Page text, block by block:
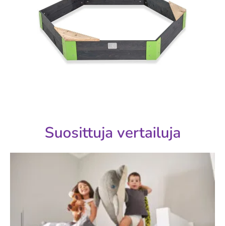
Suosittuja vertailuja